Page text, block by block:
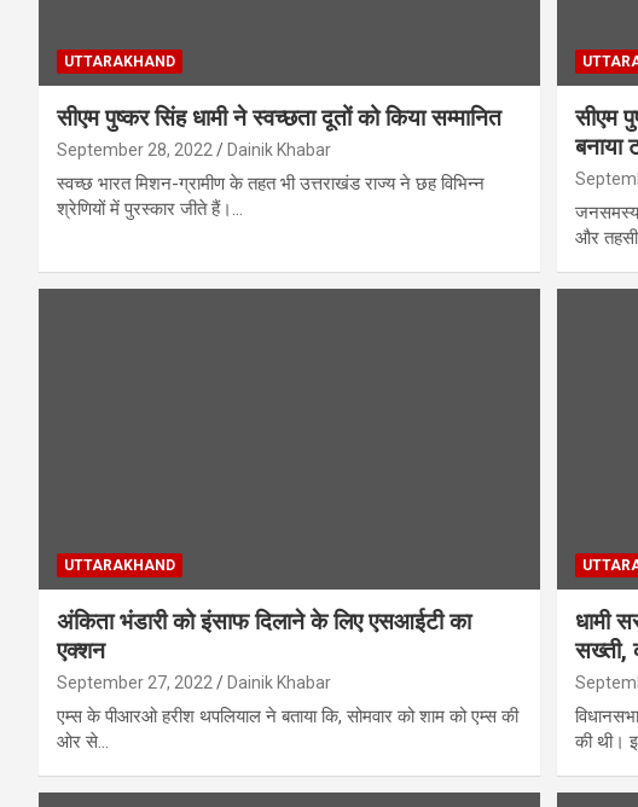
UTTARAKHAND
सीएम पुष्कर सिंह धामी ने स्वच्छता दूतों को किया सम्मानित
September 28, 2022 Dainik Khabar
स्वच्छ भारत मिशन-ग्रामीण के तहत भी उत्तराखंड राज्य ने छह विभिन्न
श्रेणियों में पुरस्कार जीते हैं।…
सीएम
बनाया
और
UTTARAKHAND
अंकिता भंडारी को इंसाफ दिलाने के लिए एसआईटी का
एक्शन
September 27, 2022 Dainik Khabar
एम्स के पीआरओ हरीश थपलियाल ने बताया कि, सोमवार को शाम को एम्स की
ओर से…
धामी
सख्ती,
की थी।